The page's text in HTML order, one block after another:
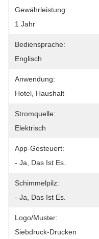
Gewährleistung:
1 Jahr
Bediensprache:
Englisch
Anwendung:
Hotel, Haushalt
Stromquelle:
Elektrisch
App-Gesteuert:
- Ja, Das Ist Es.
Schimmelpilz:
- Ja, Das Ist Es.
Logo/Muster:
Siebdruck-Drucken